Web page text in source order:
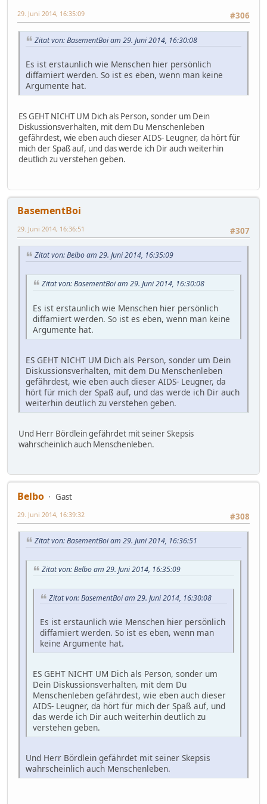
#306
29. Juni 2014, 16:35:09
Zitat von: BasementBoi am 29. Juni 2014, 16:30:08
Es ist erstaunlich wie Menschen hier persönlich
diffamiert werden. So ist es eben, wenn man keine
Argumente hat.
ES GEHT NICHT UM Dich als Person, sonder um Dein
Diskussionsverhalten, mit dem Du Menschenleben
gefährdest, wie eben auch dieser AIDS- Leugner, da hört für
mich der Spaß auf, und das werde ich Dir auch weiterhin
deutlich zu verstehen geben.
BasementBoi
#307
29. Juni 2014, 16:36:51
Zitat von: Belbo am 29. Juni 2014, 16:35:09
Zitat von: BasementBoi am 29. Juni 2014, 16:30:08
Es ist erstaunlich wie Menschen hier persönlich
diffamiert werden. So ist es eben, wenn man keine
Argumente hat.
ES GEHT NICHT UM Dich als Person, sonder um Dein
Diskussionsverhalten, mit dem Du Menschenleben
gefährdest, wie eben auch dieser AIDS- Leugner, da
hört für mich der Spaß auf, und das werde ich Dir auch
weiterhin deutlich zu verstehen geben.
Und Herr Bördlein gefährdet mit seiner Skepsis
wahrscheinlich auch Menschenleben.
Belbo
Gast
#308
29. Juni 2014, 16:39:32
Zitat von: BasementBoi am 29. Juni 2014, 16:36:51
Zitat von: Belbo am 29. Juni 2014, 16:35:09
Zitat von: BasementBoi am 29. Juni 2014, 16:30:08
Es ist erstaunlich wie Menschen hier persönlich
diffamiert werden. So ist es eben, wenn man
keine Argumente hat.
ES GEHT NICHT UM Dich als Person, sonder um
Dein Diskussionsverhalten, mit dem Du
Menschenleben gefährdest, wie eben auch dieser
AIDS- Leugner, da hört für mich der Spaß auf, und
das werde ich Dir auch weiterhin deutlich zu
verstehen geben.
Und Herr Bördlein gefährdet mit seiner Skepsis
wahrscheinlich auch Menschenleben.